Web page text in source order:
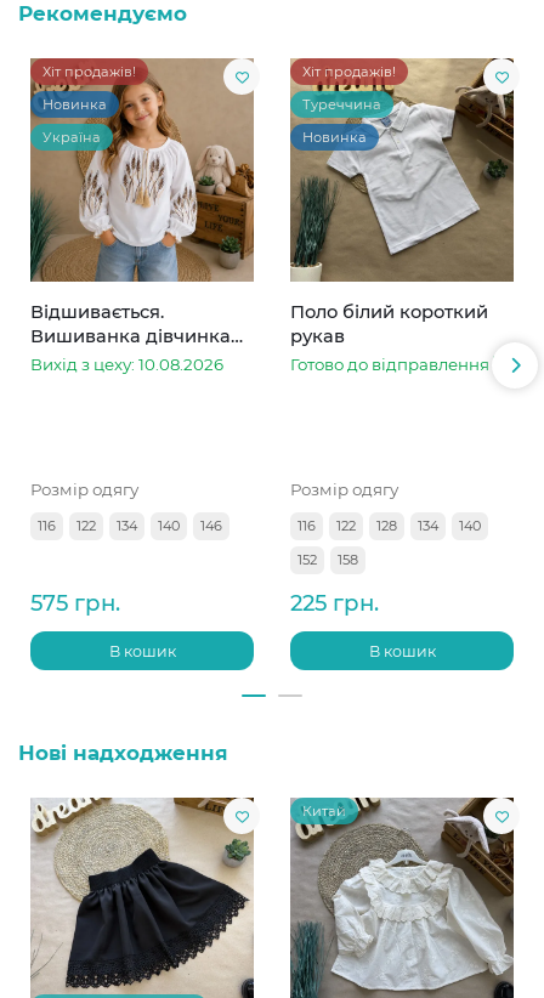
Рекомендуємо
Хіт продажів!
Новинка
Україна
Відшивається.
Вишиванка дівчинка
колоски
Вихід з цеху: 10.08.2026
Розмір одягу
116 122 134 140 146
575 грн.
В кошик
Хіт продажів!
Туреччина
Новинка
Поло білий короткий
рукав
Готово до відправлення
Розмір одягу
116 122 128 134
140
152
158
225 грн.
В кошик
Нові надходження
Китай